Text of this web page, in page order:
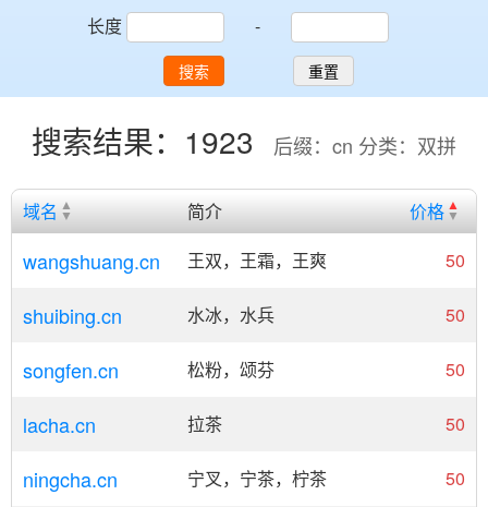
长度
-
搜索 重置
搜索结果：1923 后缀：cn 分类：双拼
域名 简介 价格
wangshuang.cn 王双，王霜，王爽 50
shuibing.cn 水冰，水兵 50
songfen.cn 松粉，颂芬 50
lacha.cn 拉茶 50
ningcha.cn 宁叉，宁茶，柠茶 50